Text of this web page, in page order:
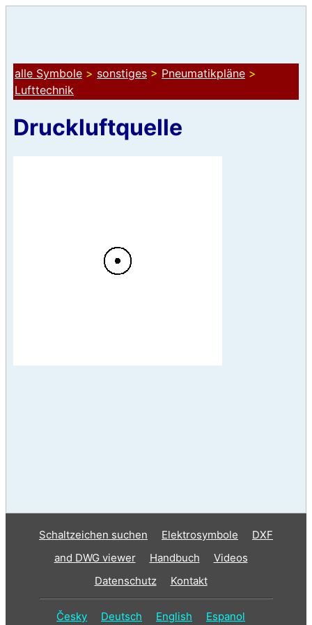
alle Symbole > sonstiges > Pneumatikpläne >
Lufttechnik
Druckluftquelle
Schaltzeichen suchen Elektrosymbole
DXF
and DWG viewer
Handbuch
Videos
Datenschutz
Kontakt
Česky Deutsch English Espanol